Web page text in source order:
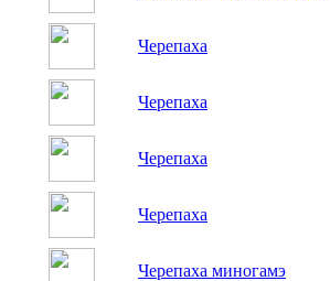
Черепаха
Черепаха
Черепаха
Черепаха
Черепаха миногамэ